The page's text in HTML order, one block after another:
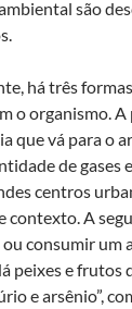
são
há três
o organismo. A
que vá para o
de
centros
contexto. A
ou consumir
peixes e
e arsênio”,